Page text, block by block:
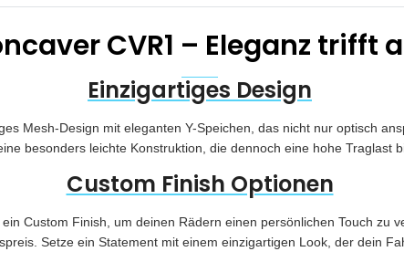
CVR1 – Eleganz trifft
Einzigartiges Design
Mesh-Design mit eleganten Y-Speichen, das nicht nur optisch
besonders leichte Konstruktion, die dennoch eine hohe Traglast
Custom Finish Optionen
Custom Finish, um deinen Rädern einen persönlichen Touch zu
Setze ein Statement mit einem einzigartigen Look, der dein